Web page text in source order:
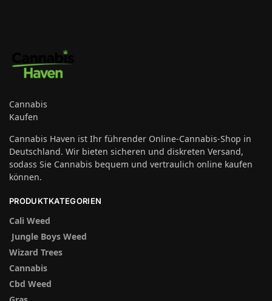
Cannabis
Kaufen
Cannabis Haven ist Ihr führender Online-Cannabis-Shop in
Deutschland. Wir bieten sicheren und diskreten Versand,
sodass Sie Cannabis bequem und vertraulich online kaufen
können.
PRODUKTKATEGORIEN
Cali Weed
Jungle Boys Weed
Wizard Trees
Cannabis
Cbd Weed